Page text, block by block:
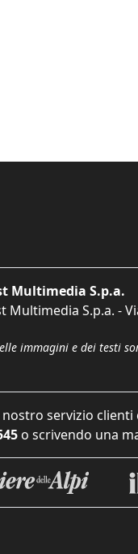
Multimedia S.p.a.
Multimedia S.p.a. -
immagini e dei testi
servizio
o scrivendo una